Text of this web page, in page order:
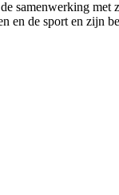
samenwerking met
en de sport en zijn